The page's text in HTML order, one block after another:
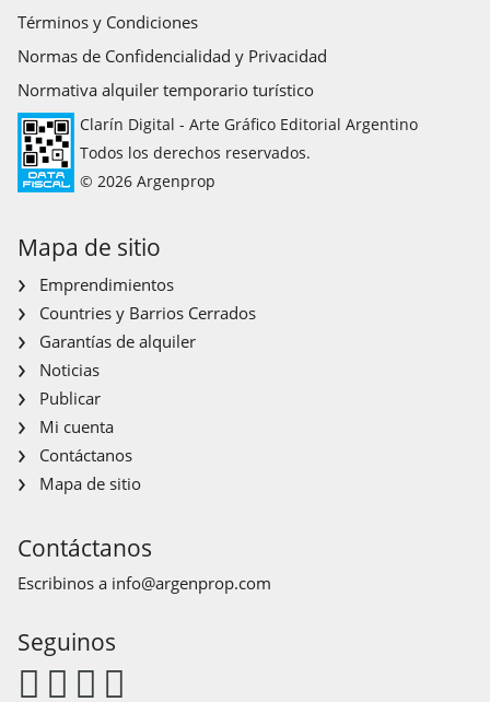
Términos y Condiciones
Normas de Confidencialidad y Privacidad
Normativa alquiler temporario turístico
Clarín Digital - Arte Gráfico Editorial Argentino
Todos los derechos reservados.
© 2026 Argenprop
Mapa de sitio
Emprendimientos
Countries y Barrios Cerrados
Garantías de alquiler
Noticias
Publicar
Mi cuenta
Contáctanos
Mapa de sitio
Contáctanos
Escribinos a info@argenprop.com
Seguinos